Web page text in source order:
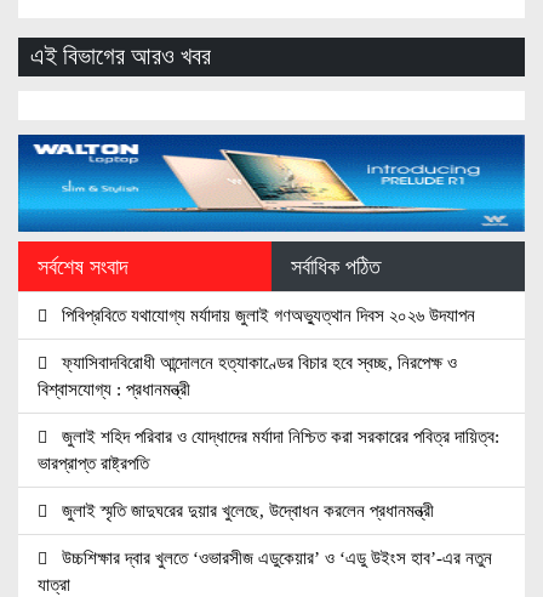
এই বিভাগের আরও খবর
সর্বশেষ সংবাদ সর্বাধিক পঠিত
পিবিপ্রবিতে যথাযোগ্য মর্যাদায় জুলাই গণঅভ্যুত্থান দিবস ২০২৬ উদযাপন
ফ্যাসিবাদবিরোধী আন্দোলনে হত্যাকাণ্ডের বিচার হবে স্বচ্ছ, নিরপেক্ষ ও
বিশ্বাসযোগ্য : প্রধানমন্ত্রী
জুলাই শহিদ পরিবার ও যোদ্ধাদের মর্যাদা নিশ্চিত করা সরকারের পবিত্র দায়িত্ব:
ভারপ্রাপ্ত রাষ্ট্রপতি
জুলাই স্মৃতি জাদুঘরের দুয়ার খুলেছে, উদ্বোধন করলেন প্রধানমন্ত্রী
উচ্চশিক্ষার দ্বার খুলতে ‘ওভারসীজ এডুকেয়ার’ ও ‘এডু উইংস হাব’-এর নতুন
যাত্রা